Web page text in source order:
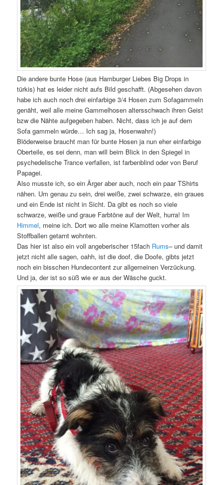
Die andere bunte Hose (aus Hamburger Liebes Big Drops in
türkis) hat es leider nicht aufs Bild geschafft. (Abgesehen davon
habe ich auch noch drei einfarbige 3/4 Hosen zum Sofagammeln
genäht, weil alle meine Gammelhosen altersschwach ihren Geist
bzw die Nähte aufgegeben haben. Nicht, dass ich je auf dem
Sofa gammeln würde… Ich sag ja, Hosenwahn!)
Blöderweise braucht man für bunte Hosen ja nun eher einfarbige
Oberteile, es sei denn, man will beim Blick in den Spiegel in
psychedelische Trance verfallen, ist farbenblind oder von Beruf
Papagei.
Also musste ich, so ein Ärger aber auch, noch ein paar TShirts
nähen. Um genau zu sein, drei weiße, zwei schwarze, ein graues
und ein Ende ist nicht in Sicht. Da gibt es noch so viele
schwarze, weiße und graue Farbtöne auf der Welt, hurra! Im
Himmel, meine ich. Dort wo alle meine Klamotten vorher als
Stoffballen getarnt wohnten.
Das hier ist also ein voll angeberischer 15fach Rums– und damit
jetzt nicht alle sagen, oahh, ist die doof, die Doofe, gibts jetzt
noch ein bisschen Hundecontent zur allgemeinen Verzückung.
Und ja, der ist so süß wie er aus der Wäsche guckt.